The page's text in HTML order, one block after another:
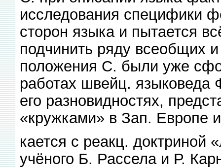
исследования специфики
сторон языка и пытается
подчинить ряду всеобщих
положения С. были уже
работах швейц.
его разновидностях,
«кружками» в Зап. Европе
кается с реакц. доктриной
учёного Б. Рассела и Р.